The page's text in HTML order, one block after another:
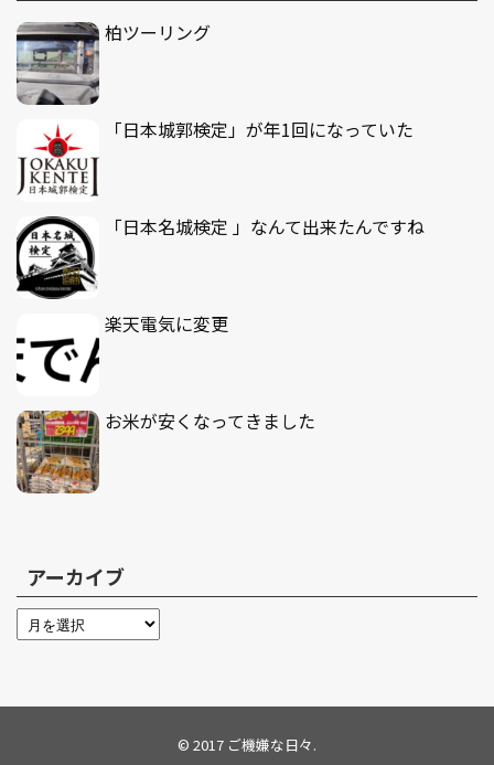
柏ツーリング
「日本城郭検定」が年1回になっていた
「日本名城検定 」なんて出来たんですね
楽天電気に変更
お米が安くなってきました
アーカイブ
© 2017 ご機嫌な日々.